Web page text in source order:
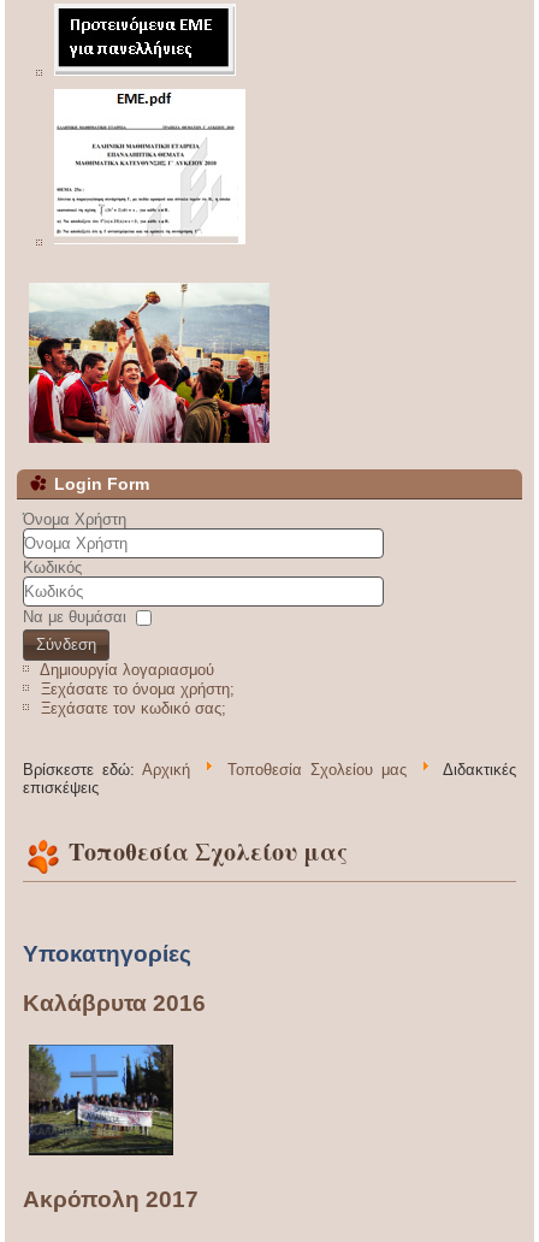
Login Form
Όνομα Χρήστη
Κωδικός
Να με θυμάσαι
Σύνδεση
Δημιουργία λογαριασμού
Ξεχάσατε το όνομα χρήστη;
Ξεχάσατε τον κωδικό σας;
Βρίσκεστε εδώ:Αρχική Τοποθεσία Σχολείου μας
Διδακτικές
επισκέψεις
Τοποθεσία Σχολείου μας
Υποκατηγορίες
Καλάβρυτα 2016
Ακρόπολη 2017